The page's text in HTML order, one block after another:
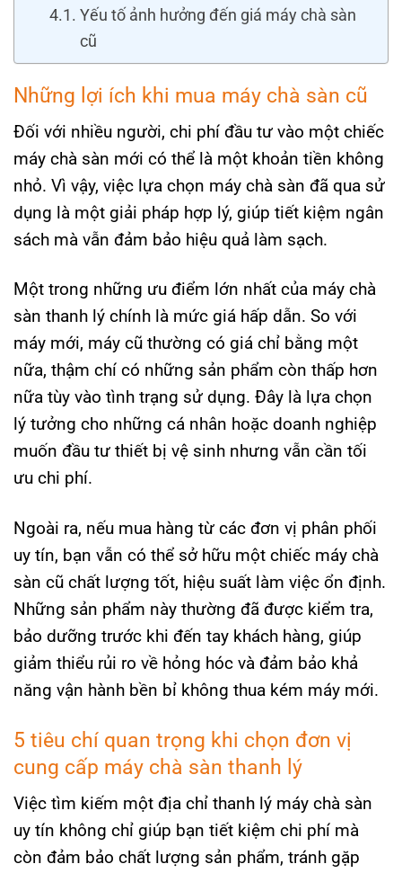
Yếu tố ảnh hưởng đến giá máy chà sàn
cũ
Những lợi ích khi mua máy chà sàn cũ
Đối với nhiều người, chi phí đầu tư vào một chiếc
máy chà sàn mới có thể là một khoản tiền không
nhỏ. Vì vậy, việc lựa chọn máy chà sàn đã qua sử
dụng là một giải pháp hợp lý, giúp tiết kiệm ngân
sách mà vẫn đảm bảo hiệu quả làm sạch.
Một trong những ưu điểm lớn nhất của máy chà
sàn thanh lý chính là mức giá hấp dẫn. So với
máy mới, máy cũ thường có giá chỉ bằng một
nữa, thậm chí có những sản phẩm còn thấp hơn
nữa tùy vào tình trạng sử dụng. Đây là lựa chọn
lý tưởng cho những cá nhân hoặc doanh nghiệp
muốn đầu tư thiết bị vệ sinh nhưng vẫn cần tối
ưu chi phí.
Ngoài ra, nếu mua hàng từ các đơn vị phân phối
uy tín, bạn vẫn có thể sở hữu một chiếc máy chà
sàn cũ chất lượng tốt, hiệu suất làm việc ổn định.
Những sản phẩm này thường đã được kiểm tra,
bảo dưỡng trước khi đến tay khách hàng, giúp
giảm thiểu rủi ro về hỏng hóc và đảm bảo khả
năng vận hành bền bỉ không thua kém máy mới.
5 tiêu chí quan trọng khi chọn đơn vị
cung cấp máy chà sàn thanh lý
Việc tìm kiếm một địa chỉ thanh lý máy chà sàn
uy tín không chỉ giúp bạn tiết kiệm chi phí mà
còn đảm bảo chất lượng sản phẩm, tránh gặp